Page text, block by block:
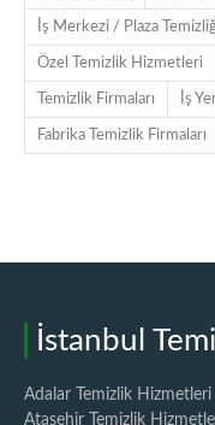
İş Merkezi / Plaza
Özel Temizlik Hizmetleri
Temizlik Firmaları İş
Fabrika Temizlik Firmaları
İstanbul
Adalar Temizlik Hizmetleri
Ataşehir Temizlik